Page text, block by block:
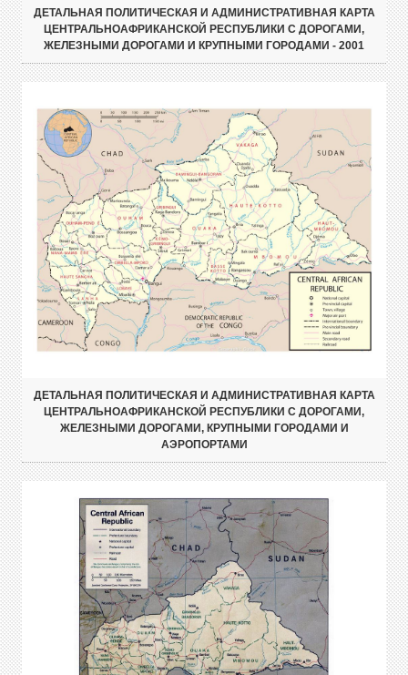
ДЕТАЛЬНАЯ ПОЛИТИЧЕСКАЯ И АДМИНИСТРАТИВНАЯ КАРТА
ЦЕНТРАЛЬНОАФРИКАНСКОЙ РЕСПУБЛИКИ С ДОРОГАМИ,
ЖЕЛЕЗНЫМИ ДОРОГАМИ И КРУПНЫМИ ГОРОДАМИ - 2001
ДЕТАЛЬНАЯ ПОЛИТИЧЕСКАЯ И АДМИНИСТРАТИВНАЯ КАРТА
ЦЕНТРАЛЬНОАФРИКАНСКОЙ РЕСПУБЛИКИ С ДОРОГАМИ,
ЖЕЛЕЗНЫМИ ДОРОГАМИ, КРУПНЫМИ ГОРОДАМИ И
АЭРОПОРТАМИ